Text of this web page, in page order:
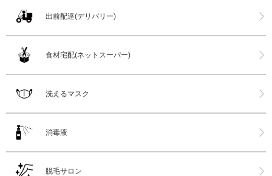
出前配達(デリバリー)
食材宅配(ネットスーパー)
洗えるマスク
消毒液
脱毛サロン